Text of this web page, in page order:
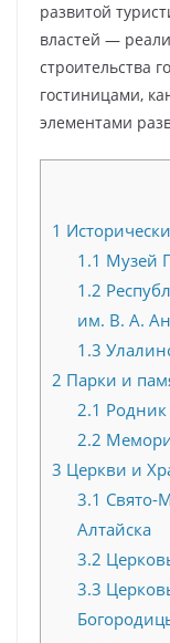
развитой
властей —
строительства
гостиницами,
элементами
1
1.1 Музей
1.2
им. В. А.
1.3
2 Парки и
2.1 Родник
2.2
3 Церкви и
3.1 Свято-
Алтайска
3.2
3.3